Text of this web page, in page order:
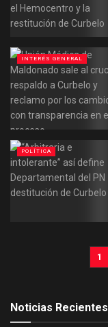
INTERÉS GENERAL
POLÍTICA
1
Noticias Recientes